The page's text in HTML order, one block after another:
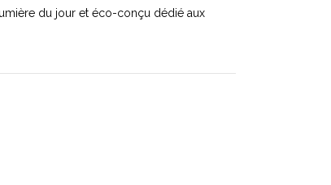
du jour et éco-conçu dédié aux